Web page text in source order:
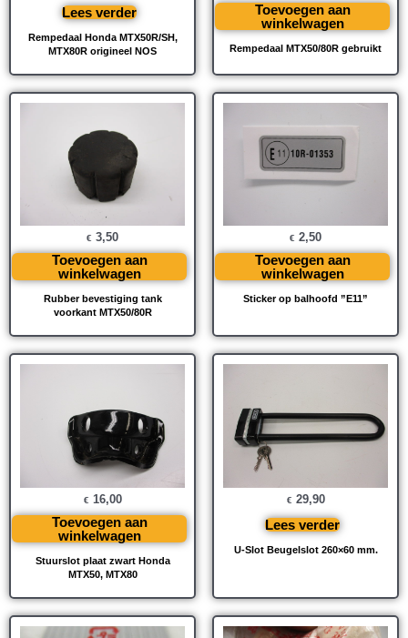
Rempedaal Honda MTX50R/SH,
MTX80R origineel NOS
Lees verder
Rempedaal MTX50/80R gebruikt
Toevoegen aan
winkelwagen
Rubber bevestiging tank
voorkant MTX50/80R
€ 3,50
Toevoegen aan
winkelwagen
Sticker op balhoofd ”E11”
€ 2,50
Toevoegen aan
winkelwagen
Stuurslot plaat zwart Honda
MTX50, MTX80
€ 16,00
Toevoegen aan
winkelwagen
U-Slot Beugelslot 260×60 mm.
€ 29,90
Lees verder